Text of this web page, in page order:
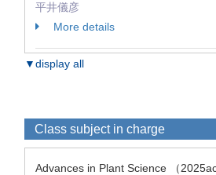
平井儀彦
More details
▼display all
Class subject in charge
Advances in Plant Science （